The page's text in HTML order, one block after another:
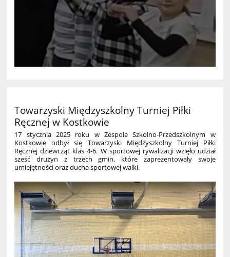
Towarzyski Międzyszkolny Turniej Piłki
Ręcznej w Kostkowie
17 stycznia 2025 roku w Zespole Szkolno-Przedszkolnym w
Kostkowie odbył się Towarzyski Międzyszkolny Turniej Piłki
Ręcznej dziewcząt klas 4-6. W sportowej rywalizacji wzięło udział
sześć drużyn z trzech gmin, które zaprezentowały swoje
umiejętności oraz ducha sportowej walki.